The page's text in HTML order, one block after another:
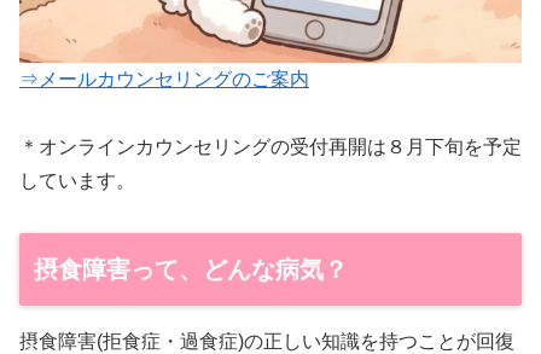
⇒メールカウンセリングのご案内
＊オンラインカウンセリングの受付再開は８月下旬を予定
しています。
摂食障害って、どんな病気？
摂食障害(拒食症・過食症)の正しい知識を持つことが回復